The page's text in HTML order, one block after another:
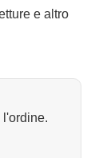
e altro
l'ordine.